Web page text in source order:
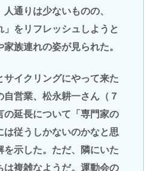
人通りは少ないものの、
」をリフレッシュしようと
家族連れの姿が見られた。
イクリングにやって来た
自営業、松永耕一さん（７
の延長について「専門家の
は従うしかないのかなと思
を示した。ただ、隣にいた
は複雑なようだ。運動会の